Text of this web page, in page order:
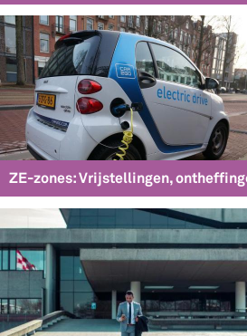
ZE-zones: Vrijstellingen,